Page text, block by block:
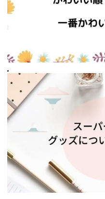
Prev
Next
スーパーリッチのグッズが売り切れ